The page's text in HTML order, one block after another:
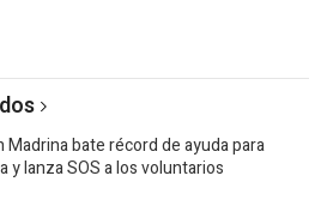
Madrina bate récord de ayuda para
y lanza SOS a los voluntarios